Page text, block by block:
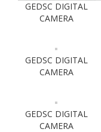
GEDSC DIGITAL
CAMERA
GEDSC DIGITAL
CAMERA
GEDSC DIGITAL
CAMERA